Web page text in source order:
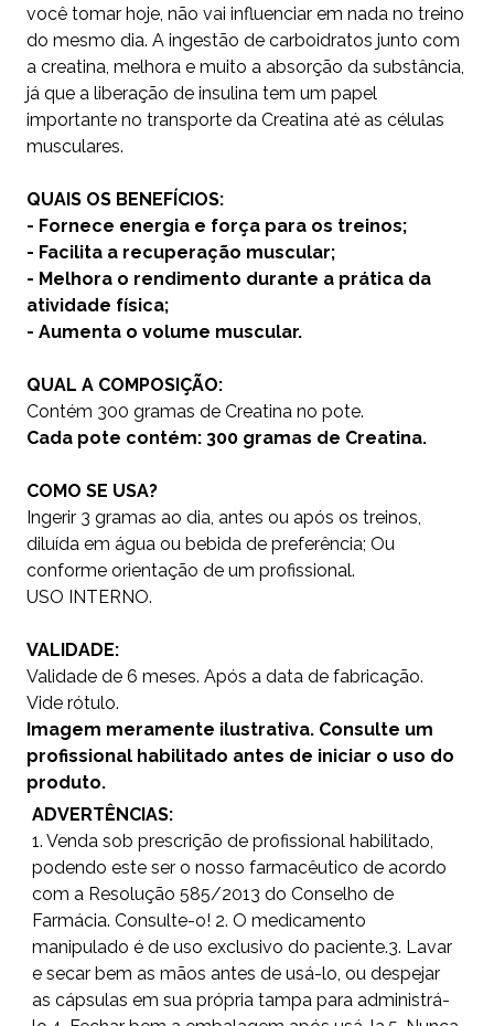
você tomar hoje, não vai influenciar em nada no treino
do mesmo dia. A ingestão de carboidratos junto com
a creatina, melhora e muito a absorção da substância,
já que a liberação de insulina tem um papel
importante no transporte da Creatina até as células
musculares.
QUAIS OS BENEFÍCIOS:
- Fornece energia e força para os treinos;
- Facilita a recuperação muscular;
- Melhora o rendimento durante a prática da
atividade física;
- Aumenta o volume muscular.
QUAL A COMPOSIÇÃO:
Contém 300 gramas de Creatina no pote.
Cada pote contém: 300 gramas de Creatina.
COMO SE USA?
Ingerir 3 gramas ao dia, antes ou após os treinos,
diluída em água ou bebida de preferência; Ou
conforme orientação de um profissional.
USO INTERNO.
VALIDADE:
Validade de 6 meses. Após a data de fabricação.
Vide rótulo.
Imagem meramente ilustrativa. Consulte um
profissional habilitado antes de iniciar o uso do
produto.
ADVERTÊNCIAS:
1. Venda sob prescrição de profissional habilitado,
podendo este ser o nosso farmacêutico de acordo
com a Resolução 585/2013 do Conselho de
Farmácia. Consulte-o! 2. O medicamento
manipulado é de uso exclusivo do paciente.3. Lavar
e secar bem as mãos antes de usá-lo, ou despejar
as cápsulas em sua própria tampa para administrá-